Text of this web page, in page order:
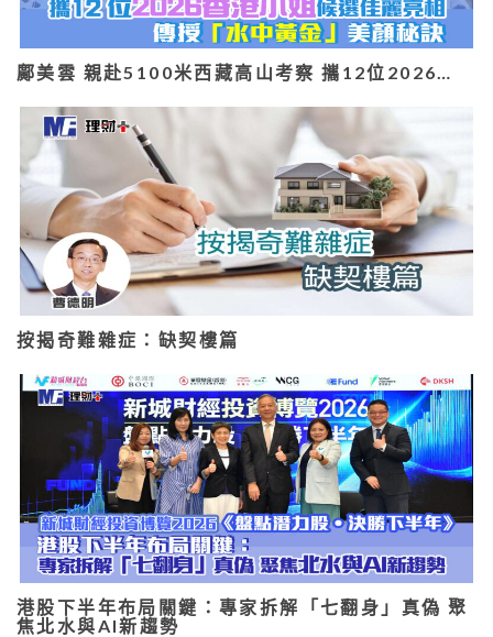
鄺美雲 親赴5100米西藏高山考察 攜12位2026…
按揭奇難雜症：缺契樓篇
港股下半年布局關鍵：專家拆解「七翻身」真偽 聚
焦北水與AI新趨勢